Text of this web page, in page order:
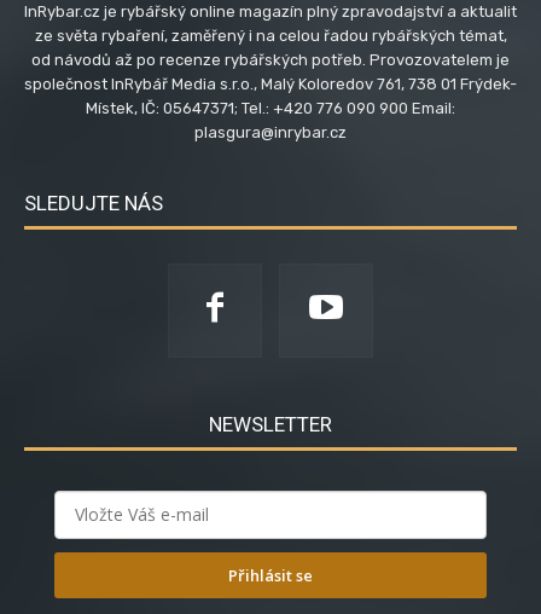
InRybar.cz je rybářský online magazín plný zpravodajství a aktualit
ze světa rybaření, zaměřený i na celou řadou rybářských témat,
od návodů až po recenze rybářských potřeb. Provozovatelem je
společnost InRybář Media s.r.o., Malý Koloredov 761, 738 01 Frýdek-
Místek, IČ: 05647371; Tel.: +420 776 090 900 Email:
plasgura@inrybar.cz
SLEDUJTE NÁS
NEWSLETTER
Přihlásit se